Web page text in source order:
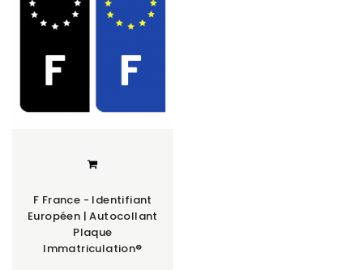
F France - Identifiant
Européen | Autocollant
Plaque
Immatriculation®